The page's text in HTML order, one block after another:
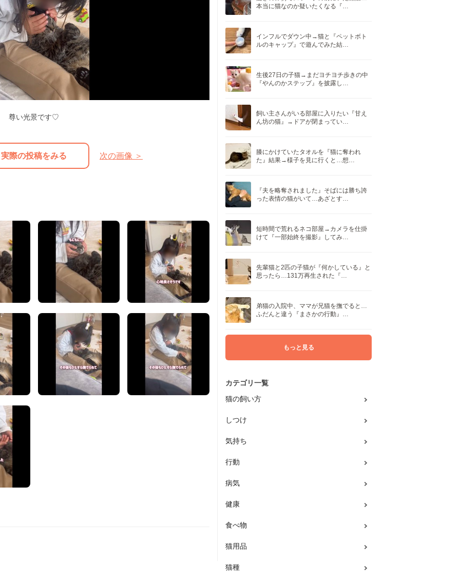
尊い光景です♡
実際の投稿をみる 次の画像 ＞
本当に猫なのか疑いたくなる『…
インフルでダウン中→猫と『ペットボト
ルのキャップ』で遊んでみた結…
生後27日の子猫→まだヨチヨチ歩きの中
『やんのかステップ』を披露し…
飼い主さんがいる部屋に入りたい『甘え
ん坊の猫』→ドアが閉まってい…
膝にかけていたタオルを『猫に奪われ
た』結果→様子を見に行くと…想…
『夫を略奪されました』そばには勝ち誇
った表情の猫がいて…あざとす…
短時間で荒れるネコ部屋→カメラを仕掛
けて『一部始終を撮影』してみ…
先輩猫と2匹の子猫が『何かしている』と
思ったら…131万再生された『…
弟猫の入院中、ママが兄猫を撫でると…
ふだんと違う『まさかの行動』…
もっと見る
カテゴリ一覧
猫の飼い方
しつけ
気持ち
行動
病気
健康
食べ物
猫用品
猫種